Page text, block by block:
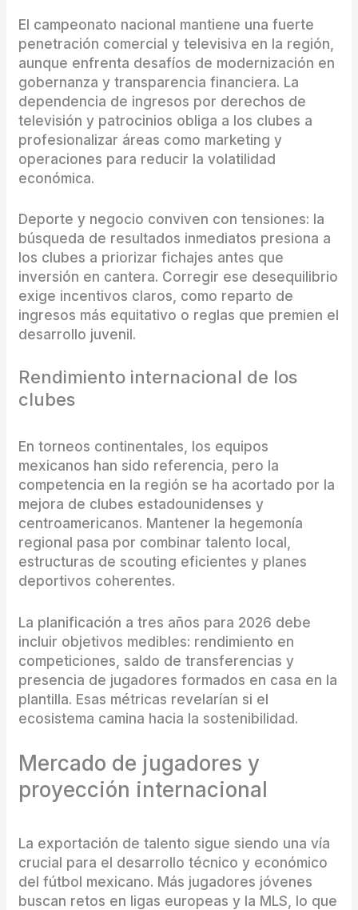
El campeonato nacional mantiene una fuerte
penetración comercial y televisiva en la región,
aunque enfrenta desafíos de modernización en
gobernanza y transparencia financiera. La
dependencia de ingresos por derechos de
televisión y patrocinios obliga a los clubes a
profesionalizar áreas como marketing y
operaciones para reducir la volatilidad
económica.
Deporte y negocio conviven con tensiones: la
búsqueda de resultados inmediatos presiona a
los clubes a priorizar fichajes antes que
inversión en cantera. Corregir ese desequilibrio
exige incentivos claros, como reparto de
ingresos más equitativo o reglas que premien el
desarrollo juvenil.
Rendimiento internacional de los
clubes
En torneos continentales, los equipos
mexicanos han sido referencia, pero la
competencia en la región se ha acortado por la
mejora de clubes estadounidenses y
centroamericanos. Mantener la hegemonía
regional pasa por combinar talento local,
estructuras de scouting eficientes y planes
deportivos coherentes.
La planificación a tres años para 2026 debe
incluir objetivos medibles: rendimiento en
competiciones, saldo de transferencias y
presencia de jugadores formados en casa en la
plantilla. Esas métricas revelarían si el
ecosistema camina hacia la sostenibilidad.
Mercado de jugadores y
proyección internacional
La exportación de talento sigue siendo una vía
crucial para el desarrollo técnico y económico
del fútbol mexicano. Más jugadores jóvenes
buscan retos en ligas europeas y la MLS, lo que